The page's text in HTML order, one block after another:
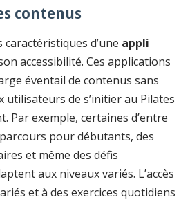
contenus
caractéristiques d’une appli
accessibilité. Ces applications
éventail de contenus sans
de s’initier au Pilates
Par exemple, certaines d’entre
pour débutants, des
et même des défis
aux niveaux variés. L’accès
et à des exercices quotidiens